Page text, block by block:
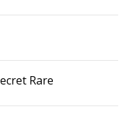
Rare